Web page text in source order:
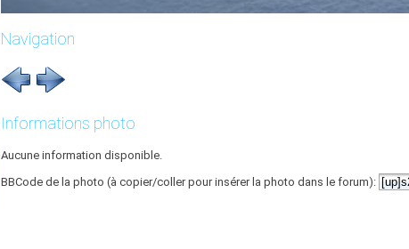
Navigation
Informations photo
Aucune information disponible.
BBCode de la photo (à copier/coller pour insérer la photo dans le forum):